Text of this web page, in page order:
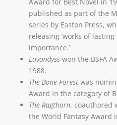
published as part of the
series by Easton Press,
releasing ‘works of
importance.’
Lavondyss won the BSFA
1988.
The Bone Forest was
Award in the category of
The Ragthorn, coauthored
the World Fantasy Award